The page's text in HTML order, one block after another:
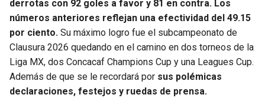
derrotas con 92 goles a favor y 81 en contra. Los
números anteriores reflejan una efectividad del 49.15
por ciento. Su máximo logro fue el subcampeonato de
Clausura 2026 quedando en el camino en dos torneos de la
Liga MX, dos Concacaf Champions Cup y una Leagues Cup.
Además de que se le recordará por sus polémicas
declaraciones, festejos y ruedas de prensa.